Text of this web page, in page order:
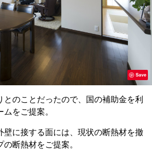
Save
とのことだったので、国の補助金を利
をご提案。
壁に接する面には、現状の断熱材を撤
断熱材をご提案。